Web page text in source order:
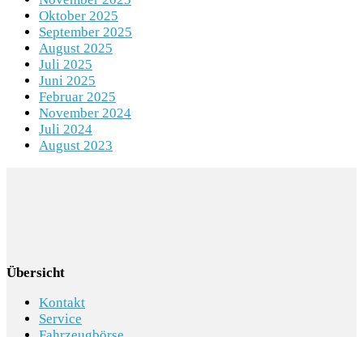
Oktober 2025
September 2025
August 2025
Juli 2025
Juni 2025
Februar 2025
November 2024
Juli 2024
August 2023
Übersicht
Kontakt
Service